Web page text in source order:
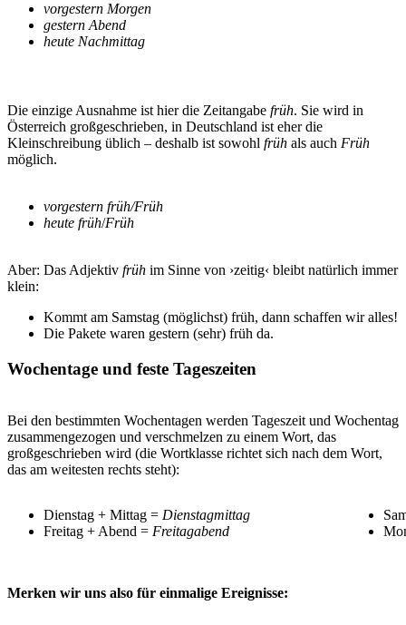
vorgestern Morgen
gestern Abend
heute Nachmittag
Die einzige Ausnahme ist hier die Zeitangabe früh. Sie wird in
Österreich großgeschrieben, in Deutschland ist eher die
Kleinschreibung üblich – deshalb ist sowohl früh als auch Früh
möglich.
vorgestern früh/Früh
heute früh/Früh
Aber: Das Adjektiv früh im Sinne von ›zeitig‹ bleibt natürlich immer
klein:
Kommt am Samstag (möglichst) früh, dann schaffen wir alles!
Die Pakete waren gestern (sehr) früh da.
Wochentage und feste Tageszeiten
Bei den bestimmten Wochentagen werden Tageszeit und Wochentag
zusammengezogen und verschmelzen zu einem Wort, das
großgeschrieben wird (die Wortklasse richtet sich nach dem Wort,
das am weitesten rechts steht):
Dienstag + Mittag = Dienstagmittag
Freitag + Abend = Freitagabend
Merken wir uns also für einmalige Ereignisse: